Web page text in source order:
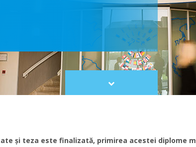
Scroll
to
și teza este finalizată, primirea acestei diplome